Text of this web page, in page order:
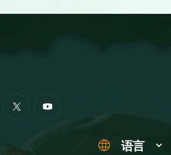
语言